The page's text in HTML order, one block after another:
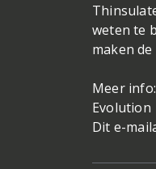
weten te
maken
Meer info:
Evolution
Dit e-